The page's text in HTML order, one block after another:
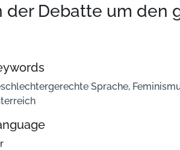
der Debatte um den
Sprache,